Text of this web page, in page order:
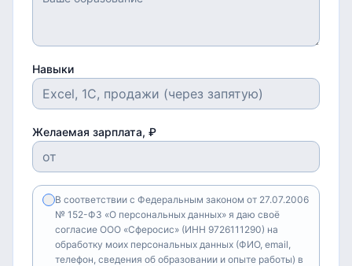
Навыки
Желаемая зарплата, ₽
В соответствии с Федеральным законом от 27.07.2006
№ 152-ФЗ «О персональных данных» я даю своё
согласие ООО «Сферосис» (ИНН 9726111290) на
обработку моих персональных данных (ФИО, email,
телефон, сведения об образовании и опыте работы) в